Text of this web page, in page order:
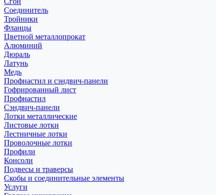
Соединитель
Тройники
Фланцы
Цветной металлопрокат
Алюминий
Дюраль
Латунь
Медь
Профнастил и сэндвич-панели
Гофрированный лист
Профнастил
Сэндвич-панели
Лотки металлические
Листовые лотки
Лестничные лотки
Проволочные лотки
Профили
Консоли
Подвесы и траверсы
Скобы и соединительные элементы
Услуги